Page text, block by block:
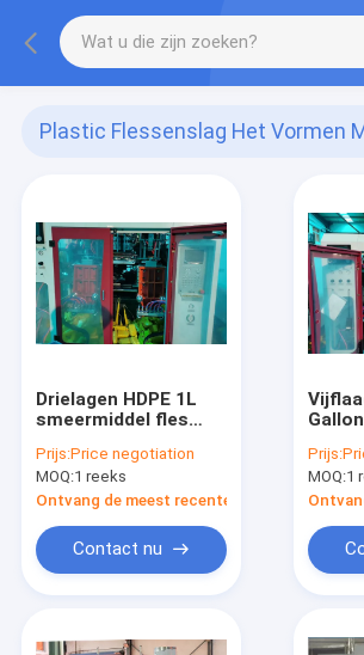
Plastic Flessenslag Het Vormen
Drielagen HDPE 1L
smeermiddel fles
Prijs:Price negotiation
MOQ:1 reeks
Ontvang de meest recente Prijs
Contact nu
Gallon
Prijs:
MOQ:1